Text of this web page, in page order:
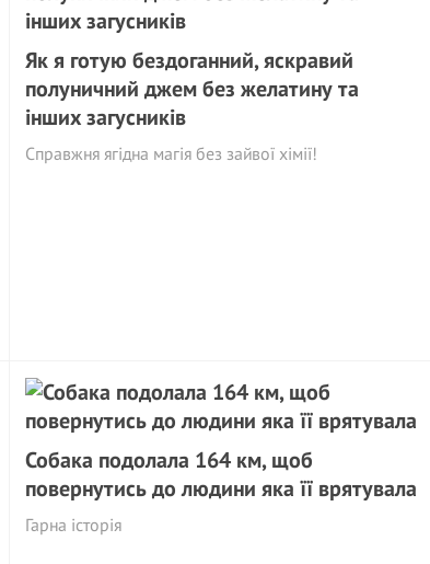
Як я готую бездоганний, яскравий
полуничний джем без желатину та
інших загусників
Справжня ягідна магія без зайвої хімії!
Собака подолала 164 км, щоб
повернутись до людини яка її врятувала
Гарна історія